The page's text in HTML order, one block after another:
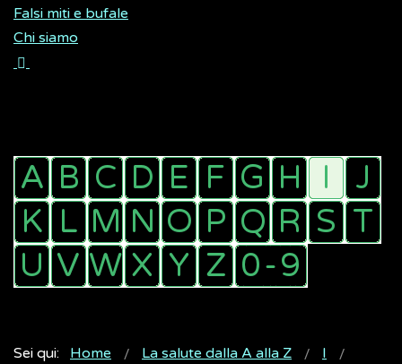
Falsi miti e bufale
Chi siamo
Sei qui: Home La salute dalla A alla Z
I